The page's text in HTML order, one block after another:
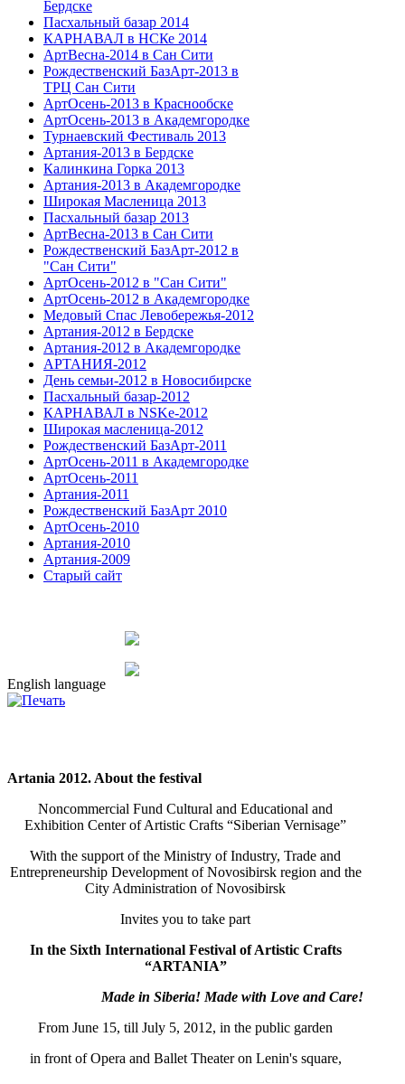
Бердске
Пасхальный базар 2014
КАРНАВАЛ в НСКе 2014
АртВесна-2014 в Сан Сити
Рождественский БазАрт-2013 в
ТРЦ Сан Сити
АртОсень-2013 в Краснообске
АртОсень-2013 в Академгородке
Турнаевский Фестиваль 2013
Артания-2013 в Бердске
Калинкина Горка 2013
Артания-2013 в Академгородке
Широкая Масленица 2013
Пасхальный базар 2013
АртВесна-2013 в Сан Сити
Рождественский БазАрт-2012 в
"Сан Сити"
АртОсень-2012 в "Сан Сити"
АртОсень-2012 в Академгородке
Медовый Спас Левобережья-2012
Артания-2012 в Бердске
Артания-2012 в Академгородке
АРТАНИЯ-2012
День семьи-2012 в Новосибирске
Пасхальный базар-2012
КАРНАВАЛ в NSKe-2012
Широкая масленица-2012
Рождественский БазАрт-2011
АртОсень-2011 в Академгородке
АртОсень-2011
Артания-2011
Рождественский БазАрт 2010
АртОсень-2010
Артания-2010
Артания-2009
Старый сайт
English language
Artania 2012. About the festival
Noncommercial Fund Cultural and Educational and
Exhibition Center of Artistic Crafts “Siberian Vernisage”
With the support of the Ministry of Industry, Trade and
Entrepreneurship Development of Novosibirsk region and the
City Administration of Novosibirsk
Invites you to take part
In the Sixth International Festival of Artistic Crafts
“ARTANIA”
Made in Siberia! Мade with Love and Care!
From June 15, till July 5, 2012, in the public garden
in front of Opera and Ballet Theater on Lenin's square,